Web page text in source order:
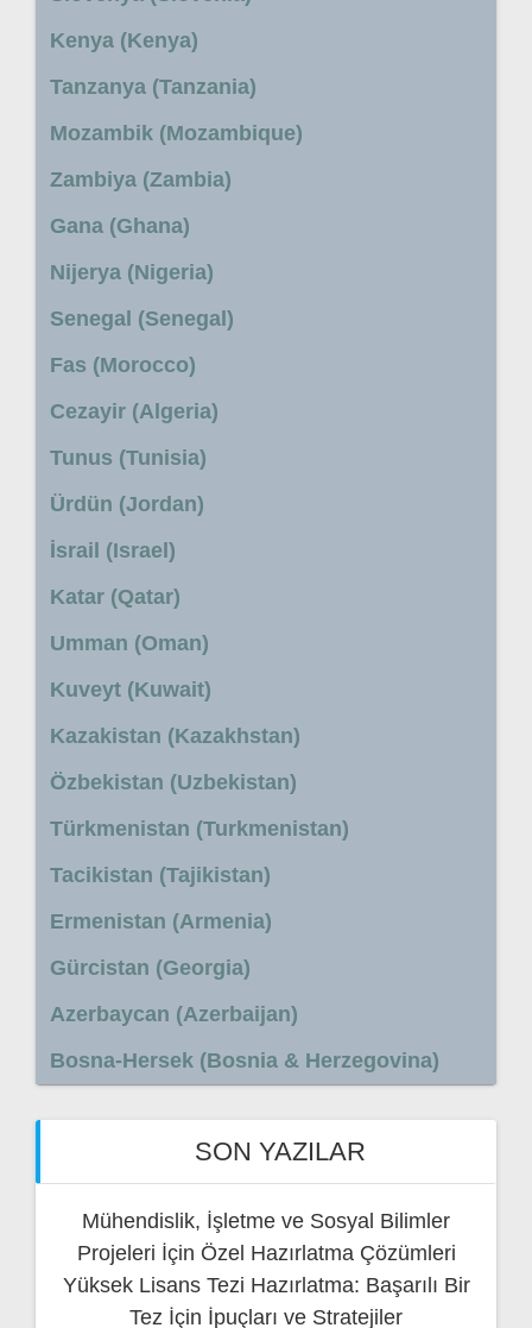
Kenya (Kenya)
Tanzanya (Tanzania)
Mozambik (Mozambique)
Zambiya (Zambia)
Gana (Ghana)
Nijerya (Nigeria)
Senegal (Senegal)
Fas (Morocco)
Cezayir (Algeria)
Tunus (Tunisia)
Ürdün (Jordan)
İsrail (Israel)
Katar (Qatar)
Umman (Oman)
Kuveyt (Kuwait)
Kazakistan (Kazakhstan)
Özbekistan (Uzbekistan)
Türkmenistan (Turkmenistan)
Tacikistan (Tajikistan)
Ermenistan (Armenia)
Gürcistan (Georgia)
Azerbaycan (Azerbaijan)
Bosna-Hersek (Bosnia & Herzegovina)
SON YAZILAR
Mühendislik, İşletme ve Sosyal Bilimler
Projeleri İçin Özel Hazırlatma Çözümleri
Yüksek Lisans Tezi Hazırlatma: Başarılı Bir
Tez İçin İpuçları ve Stratejiler